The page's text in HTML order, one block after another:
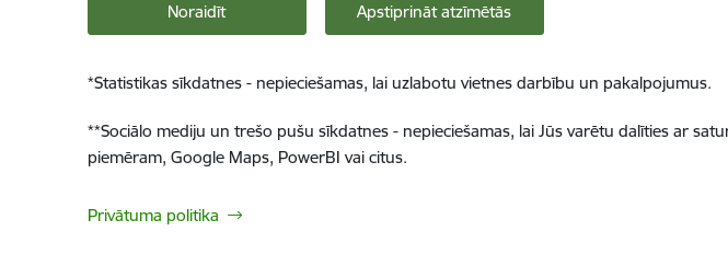
Noraidīt Apstiprināt atzīmētās
*Statistikas sīkdatnes - nepieciešamas, lai uzlabotu vietnes darbību un pakalpojumus.
**Sociālo mediju un trešo pušu sīkdatnes - nepieciešamas, lai Jūs varētu dalīties ar
piemēram, Google Maps, PowerBI vai citus.
Privātuma politika